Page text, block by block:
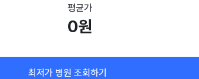
평균가
0원
최저가 병원 조회하기